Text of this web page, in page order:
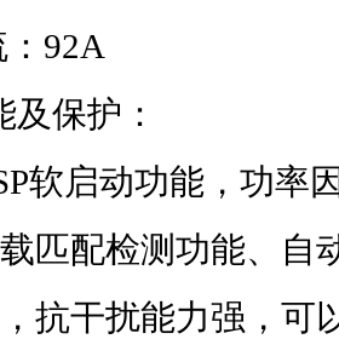
92A
保护：
软启动功能，功率
载匹配检测功能、
，抗干扰能力强，可